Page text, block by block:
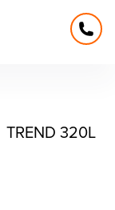
TREND 320L